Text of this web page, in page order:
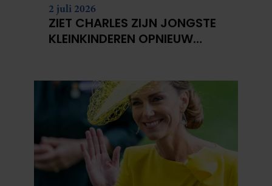
2 juli 2026
ZIET CHARLES ZIJN JONGSTE
KLEINKINDEREN OPNIEUW